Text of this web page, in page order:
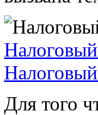
Для того